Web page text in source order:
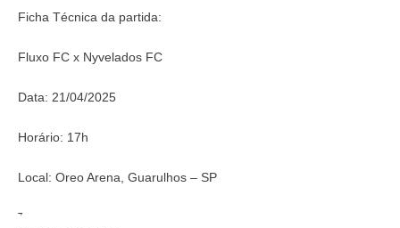
Ficha Técnica da partida:
Fluxo FC x Nyvelados FC
Data: 21/04/2025
Horário: 17h
Local: Oreo Arena, Guarulhos – SP
Transmissão: Youtube da Cazé TV e da Kings League Brazil